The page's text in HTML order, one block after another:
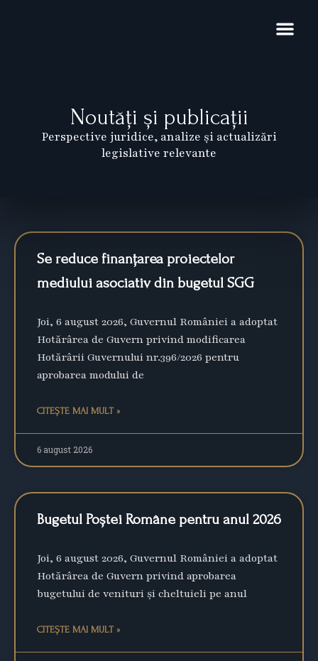
Noutăți și publicații
Perspective juridice, analize și actualizări
legislative relevante
Se reduce finanțarea proiectelor
mediului asociativ din bugetul SGG
Joi, 6 august 2026, Guvernul României a adoptat
Hotărârea de Guvern privind modificarea
Hotărârii Guvernului nr.396/2026 pentru
aprobarea modului de
CITEȘTE MAI MULT »
6 august 2026
Bugetul Poștei Române pentru anul 2026
Joi, 6 august 2026, Guvernul României a adoptat
Hotărârea de Guvern privind aprobarea
bugetului de venituri şi cheltuieli pe anul
CITEȘTE MAI MULT »